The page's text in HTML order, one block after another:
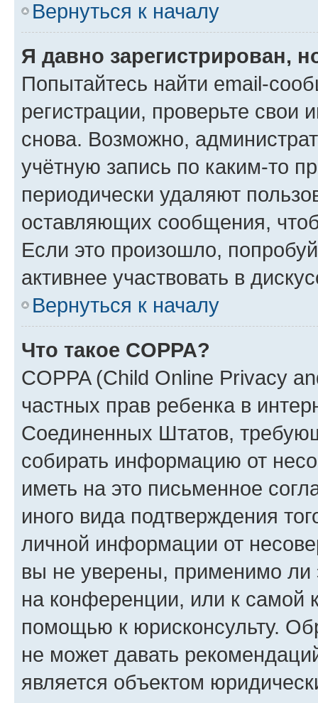
Вернуться к началу
Я давно зарегистрирован,
Попытайтесь найти email-
регистрации, проверьте свои
снова. Возможно,
учётную запись по каким-то
периодически удаляют
оставляющих сообщения,
Если это произошло,
активнее участвовать в
Вернуться к началу
Что такое COPPA?
COPPA (Child Online Privacy
частных прав ребенка в
Соединенных Штатов,
собирать информацию от
иметь на это письменное
иного вида подтверждения
личной информации от
вы не уверены, применимо ли
на конференции, или к самой
помощью к юрисконсульту.
не может давать
является объектом